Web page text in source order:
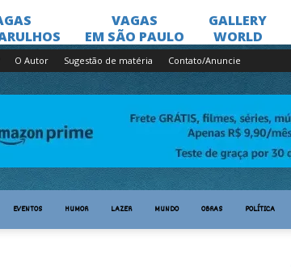
O Autor Sugestão de matéria Contato/Anuncie
EVENTOS HUMOR LAZER MUNDO OBRAS POLÍTICA